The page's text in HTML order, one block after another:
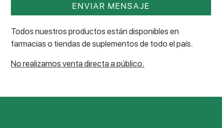
ENVIAR MENSAJE
Todos nuestros productos están disponibles en
farmacias o tiendas de suplementos de todo el país.
No realizamos venta directa a público.